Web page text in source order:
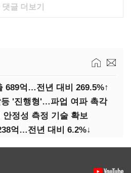
댓글 더보기
689억…전년 대비 269.5%↑
'진행형'…파업 여파 촉각
정성 측정 기술 확보
억…전년 대비 6.2%↓